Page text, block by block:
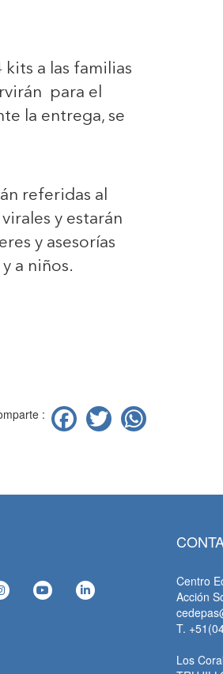
kits a las familias
para el
la entrega, se
referidas al
y estarán
y asesorías
a niños.
:
Facebook
Twitter
Centro
Acción
T.
Los